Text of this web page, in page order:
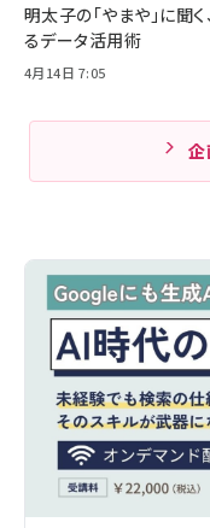
明太子の「やまや」に聞
るデータ活用術
4月14日 7:05
企